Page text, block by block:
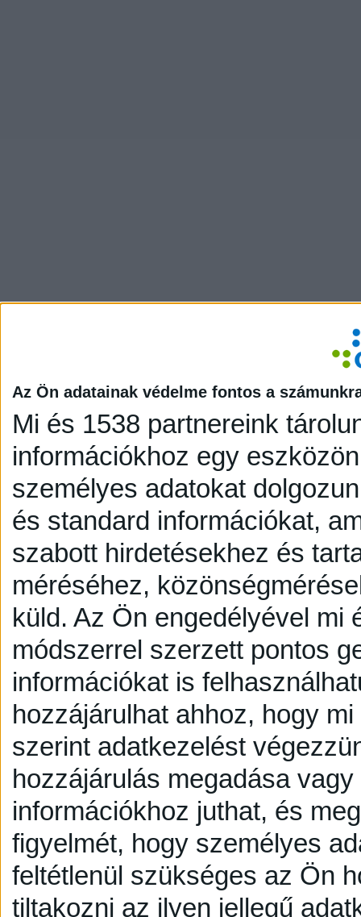
Az Ön adatainak védelme fontos a
Mi és 1538 partnereink
információkhoz egy
személyes adatokat
és standard információkat,
szabott hirdetésekhez és
méréséhez,
küld. Az Ön engedélyével mi
módszerrel szerzett pontos
információkat is
hozzájárulhat ahhoz, hogy
szerint adatkezelést
hozzájárulás megadása
információkhoz juthat, és
figyelmét, hogy személyes
feltétlenül szükséges az Ön
tiltakozni az ilyen jellegű